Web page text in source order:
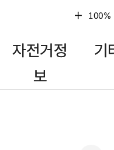
100%
자전거정
보
기